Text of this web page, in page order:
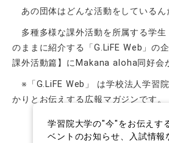
あの団体はどんな活動をしているん
多種多様な課外活動を所属する学⽣
のままに紹介する「G.LiFE Web」の
課外活動篇】にMakana aloha同好会
※「G.LiFE Web」 は学校法人学習
かりとお伝えする広報マガジンです。
学習院大学の"今"をお伝えす
ベントのお知らせ、入試情報